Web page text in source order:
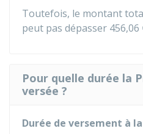
Toutefois, le montant
peut pas dépasser 456,06
Pour quelle durée la
versée ?
Durée de versement à